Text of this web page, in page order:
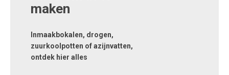
Inmaakbokalen, drogen,
zuurkoolpotten of azijnvatten,
ontdek hier alles
maken